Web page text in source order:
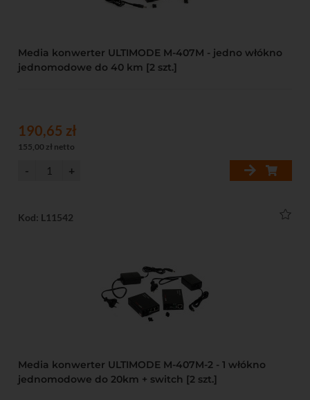
Media konwerter ULTIMODE M-407M - jedno włókno
jednomodowe do 40 km [2 szt.]
190,65 zł
155,00 zł netto
Kod: L11542
Media konwerter ULTIMODE M-407M-2 - 1 włókno
jednomodowe do 20km + switch [2 szt.]